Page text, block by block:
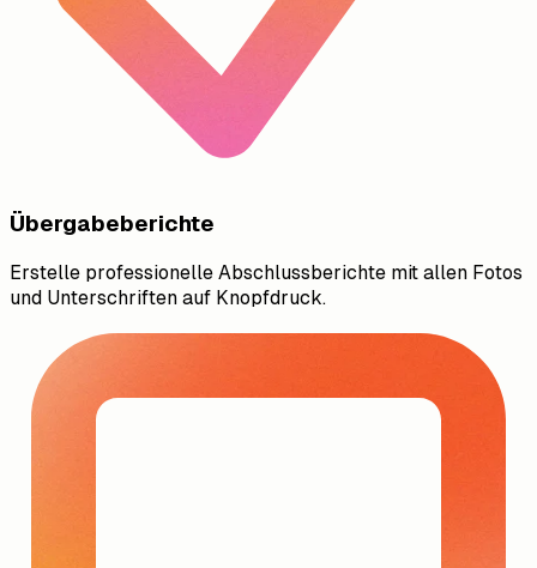
Übergabeberichte
Erstelle professionelle Abschlussberichte mit allen Fotos
und Unterschriften auf Knopfdruck.